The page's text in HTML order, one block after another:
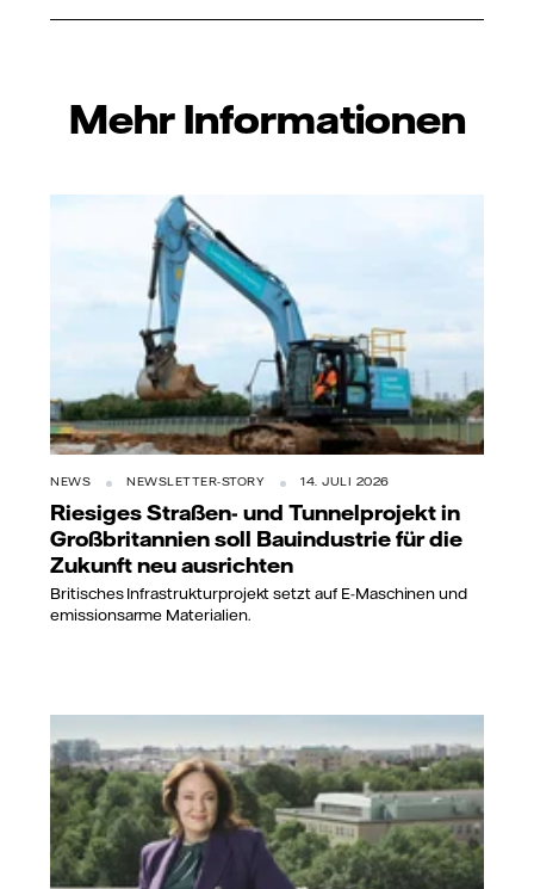
Mehr Informationen
NEWS NEWSLETTER-STORY 14. JULI 2026
Riesiges Straßen- und Tunnelprojekt in
Großbritannien soll Bauindustrie für die
Zukunft neu ausrichten
Britisches Infrastrukturprojekt setzt auf E-Maschinen und
emissionsarme Materialien.